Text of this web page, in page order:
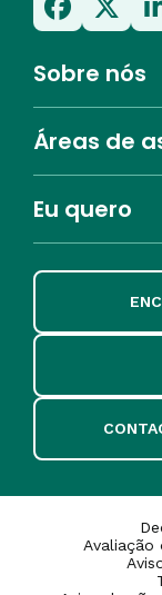
Sobre nós
Áreas de
Eu quero
Avaliação